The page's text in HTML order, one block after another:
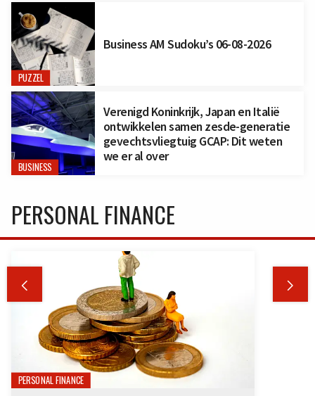
PUZZEL
Business AM Sudoku’s 06-08-2026
BUSINESS
Verenigd Koninkrijk, Japan en Italië
ontwikkelen samen zesde-generatie
gevechtsvliegtuig GCAP: Dit weten
we er al over
PERSONAL FINANCE
 
PERSONAL FINANCE